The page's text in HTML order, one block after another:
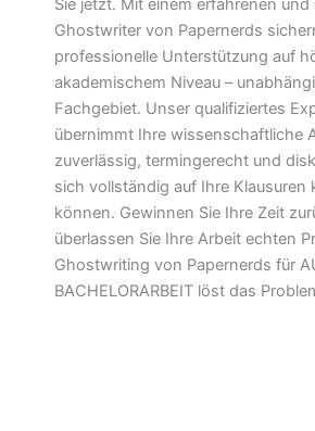
Sie jetzt. Mit einem erfahrenen und
Ghostwriter von Papernerds
professionelle Unterstützung auf
akademischem Niveau –
Fachgebiet. Unser qualifiziertes
übernimmt Ihre wissenschaftliche
zuverlässig, termingerecht und
sich vollständig auf Ihre Klausuren
können. Gewinnen Sie Ihre Zeit
überlassen Sie Ihre Arbeit echten
Ghostwriting von Papernerds für
BACHELORARBEIT löst das